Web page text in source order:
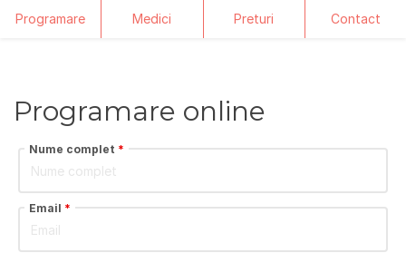
content
Programare Medici Preturi Contact
Programare online
Nume complet *
Email *